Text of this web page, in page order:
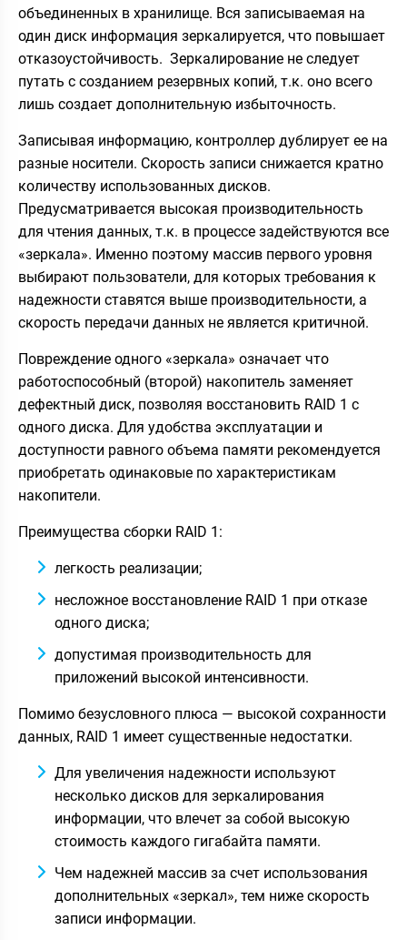
объединенных в хранилище. Вся записываемая на
один диск информация зеркалируется, что повышает
отказоустойчивость. Зеркалирование не следует
путать с созданием резервных копий, т.к. оно всего
лишь создает дополнительную избыточность.
Записывая информацию, контроллер дублирует ее на
разные носители. Скорость записи снижается кратно
количеству использованных дисков.
Предусматривается высокая производительность
для чтения данных, т.к. в процессе задействуются все
«зеркала». Именно поэтому массив первого уровня
выбирают пользователи, для которых требования к
надежности ставятся выше производительности, а
скорость передачи данных не является критичной.
Повреждение одного «зеркала» означает что
работоспособный (второй) накопитель заменяет
дефектный диск, позволяя восстановить RAID 1 с
одного диска. Для удобства эксплуатации и
доступности равного объема памяти рекомендуется
приобретать одинаковые по характеристикам
накопители.
Преимущества сборки RAID 1:
легкость реализации;
несложное восстановление RAID 1 при отказе
одного диска;
допустимая производительность для
приложений высокой интенсивности.
Помимо безусловного плюса — высокой сохранности
данных, RAID 1 имеет существенные недостатки.
Для увеличения надежности используют
несколько дисков для зеркалирования
информации, что влечет за собой высокую
стоимость каждого гигабайта памяти.
Чем надежней массив за счет использования
дополнительных «зеркал», тем ниже скорость
записи информации.